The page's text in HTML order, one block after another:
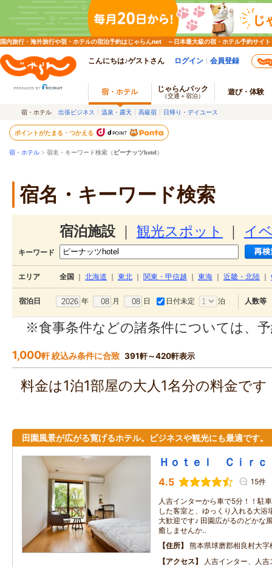
国内旅行・海外旅行や宿・ホテルの宿泊予約はじゃらんnet ～日本最大級の宿・ホテル予約サイト
こんにちは♪ゲストさん ログイン 会員登録
宿・ホテル じゃらんパック
（交通＋宿泊） 遊び・体験
宿・ホテル 出張ビジネス 温泉・露天 高級宿 日帰り・デイユース
ポイントがたまる・つかえる
宿・ホテル > 宿名・キーワード検索（ ピーナッツhotel）
宿名・キーワード検索
宿泊施設 観光スポット イ
キーワード
エリア 全国 北海道 東北 関東・甲信越 東海 近畿・北陸
宿泊日 年 月 日 日付未定 泊 人数等
※食事条件などの諸条件については、
1,000軒 絞込み条件に合致 391軒～420軒表示
料金は1泊1部屋の大人1名分の料金で
田園風景が広がる寛げるホテル。ビジネスや観光にも最適です。
Ｈｏｔｅｌ Ｃｉｒ
4.5 15件
人吉インターから車で5分！！駐
した客室と、ゆっくり入れる大
大歓迎です♪ 田園広がるのどかな
癒しませんか‥
住所
熊本県球磨郡相良村大字
アクセス
人吉インター、人